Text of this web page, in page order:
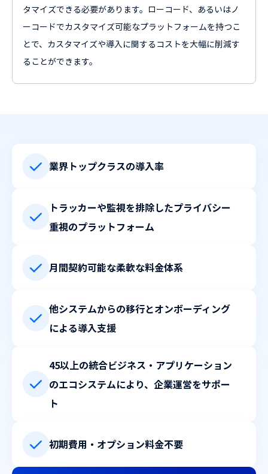
タマイズできる必要があります。ローコード、あるいはノ
ーコードでカスタマイズ可能なプラットフォームを持つこ
とで、カスタマイズや導入に関するコストを大幅に削減す
ることができます。
業界トップクラスの導入率
トラッカーや監視を排除したプライバシー
重視のプラットフォーム
月間契約可能な柔軟な料金体系
他システムからの移行とオンボーディング
による導入支援
45以上の統合ビジネス・アプリケーション
のエコシステムにより、企業運営をサポー
ト
初期費用・オプション料金不要